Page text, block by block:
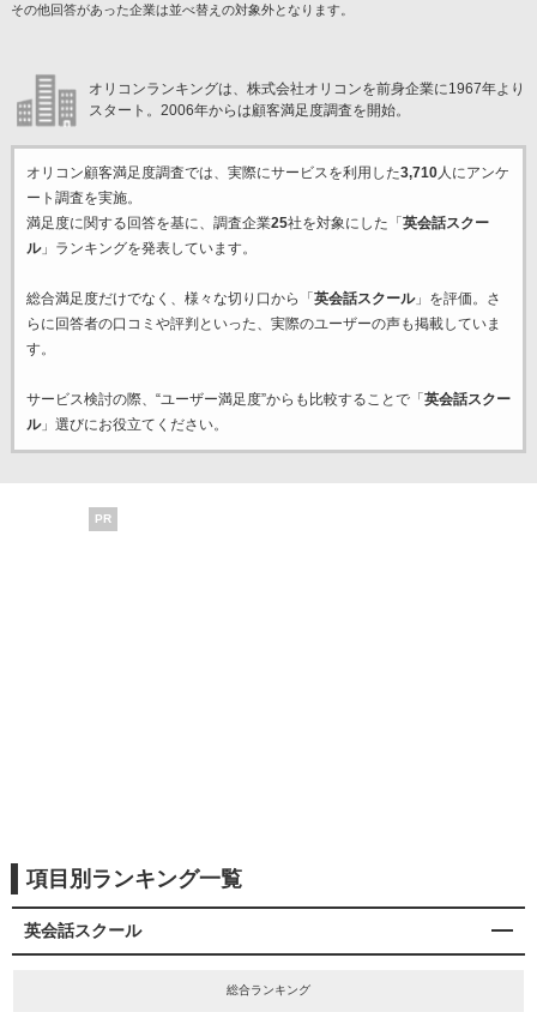
その他回答があった企業は並べ替えの対象外となります。
オリコンランキングは、株式会社オリコンを前身企業に1967年より
スタート。2006年からは顧客満足度調査を開始。
オリコン顧客満足度調査では、実際にサービスを利用した3,710人にアンケ
ート調査を実施。
満足度に関する回答を基に、調査企業25社を対象にした「英会話スクー
ル」ランキングを発表しています。
総合満足度だけでなく、様々な切り口から「英会話スクール」を評価。さ
らに回答者の口コミや評判といった、実際のユーザーの声も掲載していま
す。
サービス検討の際、“ユーザー満足度”からも比較することで「英会話スクー
ル」選びにお役立てください。
PR
項目別ランキング一覧
英会話スクール
総合ランキング